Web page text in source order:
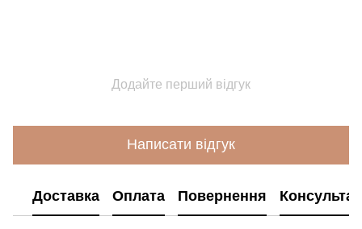
Додайте перший відгук
Написати відгук
Доставка Оплата Повернення